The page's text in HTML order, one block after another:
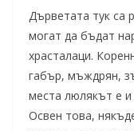
Дърветата тук са
могат да бъдат
храсталаци.
габър, мъждрян,
места люлякът е и
Освен това,